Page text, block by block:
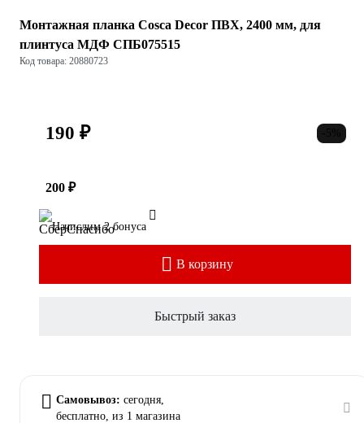
Монтажная планка Cosca Decor ПВХ, 2400 мм, для
плинтуса МДФ СПБ075515
Код товара: 20880723
190 ₽
200 ₽
Начислим 2 бонуса
В корзину
Быстрый заказ
Самовывоз: сегодня,
бесплатно, из 1 магазина